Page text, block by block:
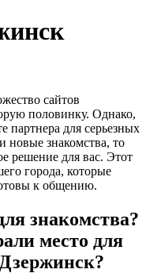
сайтов
половинку. Однако,
партнера для серьезных
новые знакомства, то
решение для вас. Этот
города, которые
к общению.
знакомства?
место для